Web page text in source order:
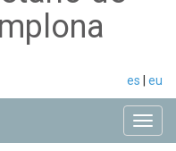
es eu